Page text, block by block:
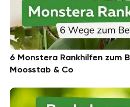
6 Monstera Rankhilfen zum
Moosstab & Co